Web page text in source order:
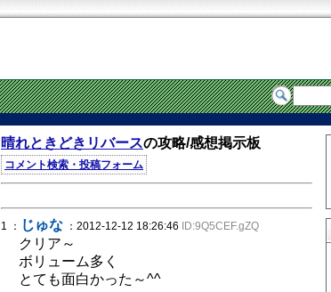
晴れときどきリバースの攻略/感想掲示板
コメント検索・投稿フォーム
1 ： じゅな ：2012-12-12 18:26:46 ID:9Q5CEF.gZQ
クリア～
ボリューム多く
とても面白かった～^^